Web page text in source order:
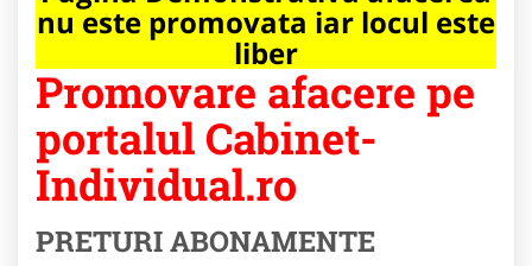
nu este promovata iar locul este
liber
Promovare afacere pe
portalul Cabinet-
Individual.ro
PRETURI ABONAMENTE